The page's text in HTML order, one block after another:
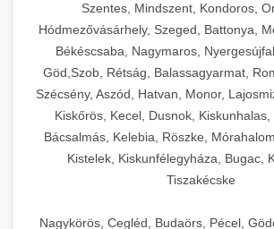
Szentes, Mindszent, Kondoros,
Hódmezővásárhely, Szeged, Battonya,
Békéscsaba, Nagymaros,
Göd,Szob, Rétság, Balassagyarmat,
Szécsény, Aszód, Hatvan, Monor,
Kiskőrös, Kecel, Dusnok, Kiskunhalas,
Bácsalmás, Kelebia, Röszke,
Kistelek, Kiskunfélegyháza, Bugac,
Tiszakécske
Nagykörös, Cegléd, Budaörs, Pécel,